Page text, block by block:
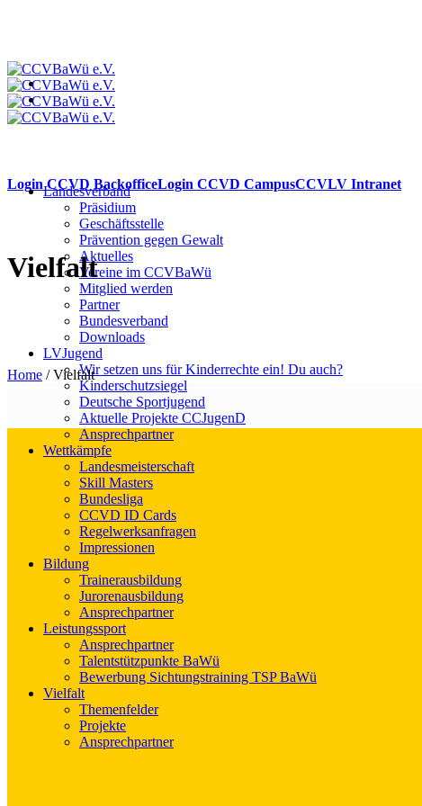
Login CCVD BackofficeLogin CCVD CampusCCVLV Intranet
Landesverband
Präsidium
Geschäftsstelle
Prävention gegen Gewalt
Aktuelles
Vereine im CCVBaWü
Mitglied werden
Partner
Bundesverband
Downloads
LVJugend
Wir setzen uns für Kinderrechte ein! Du auch?
Kinderschutzsiegel
Deutsche Sportjugend
Aktuelle Projekte CCJugenD
Ansprechpartner
Wettkämpfe
Landesmeisterschaft
Skill Masters
Bundesliga
CCVD ID Cards
Regelwerksanfragen
Impressionen
Bildung
Trainerausbildung
Jurorenausbildung
Ansprechpartner
Leistungssport
Ansprechpartner
Talentstützpunkte BaWü
Bewerbung Sichtungstraining TSP BaWü
Vielfalt
Themenfelder
Projekte
Ansprechpartner
Vielfalt
Home /Vielfalt